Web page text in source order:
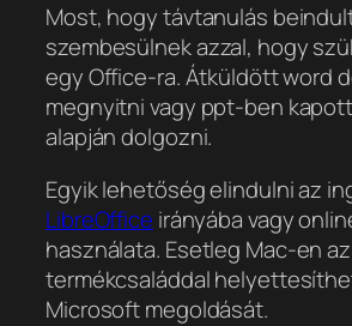
Most, hogy távtanulás
szembesülnek azzal, hogy
egy Office-ra. Átküldött word
megnyitni vagy ppt-ben
alapján dolgozni.
Egyik lehetőség elindulni az
LibreOffice irányába vagy
használata. Esetleg Mac-en
termékcsaláddal
Microsoft megoldását.